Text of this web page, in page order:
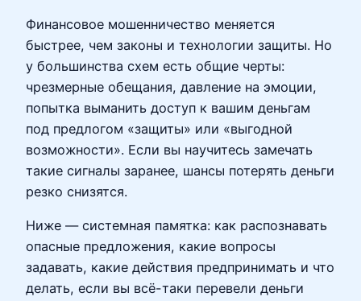
Финансовое мошенничество меняется
быстрее, чем законы и технологии защиты. Но
у большинства схем есть общие черты:
чрезмерные обещания, давление на эмоции,
попытка выманить доступ к вашим деньгам
под предлогом «защиты» или «выгодной
возможности». Если вы научитесь замечать
такие сигналы заранее, шансы потерять деньги
резко снизятся.
Ниже — системная памятка: как распознавать
опасные предложения, какие вопросы
задавать, какие действия предпринимать и что
делать, если вы всё-таки перевели деньги